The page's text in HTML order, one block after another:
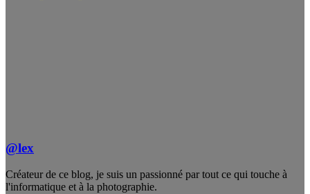
@lex
Créateur de ce blog, je suis un passionné par tout ce qui touche à
l'informatique et à la photographie.